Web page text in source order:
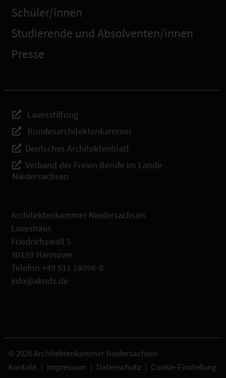
Schüler/innen
Studierende und Absolventen/innen
Presse
Lavesstiftung
Bundesarchitektenkammer
Deutsches Architektenblatt
Verband der Freien Berufe im Lande
Niedersachsen
Architektenkammer Niedersachsen
Laveshaus
Friedrichswall 5
30159 Hannover
Telefon +49 511 28096-0
info@aknds.de
© 2026 Architektenkammer Niedersachsen
Kontakt | Impressum | Datenschutz | Cookie-Einstellung